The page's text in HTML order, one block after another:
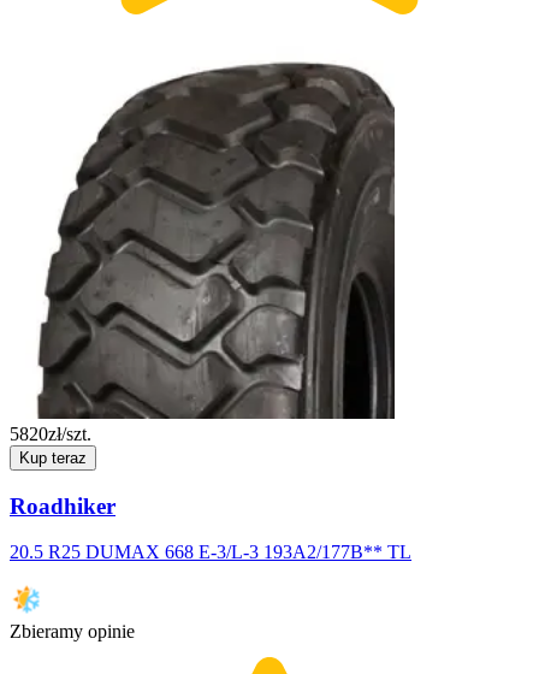
5820zł/szt.
Kup teraz
Roadhiker
20.5 R25 DUMAX 668 E-3/L-3 193A2/177B** TL
Zbieramy opinie